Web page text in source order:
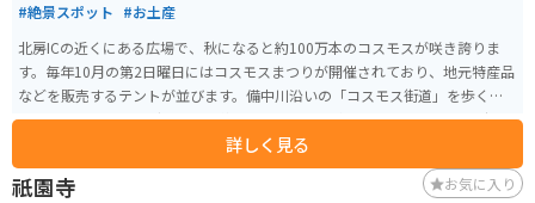
#絶景スポット #お土産
北房ICの近くにある広場で、秋になると約100万本のコスモスが咲き誇りま
す。毎年10月の第2日曜日にはコスモスまつりが開催されており、地元特産品
などを販売するテントが並びます。備中川沿いの「コスモス街道」を歩く、
コスモスウォーキングも同日開催されています。 冬には、このコスモス広場
の隣にあるハート広場で、イルミネーションを見ることができ、秋から冬に
かけて違った楽しみがあるため、通りかかった際に寄ってみるのがおすすめ
です。お食事処もあります。
詳しく見る
祇園寺 お気に入り